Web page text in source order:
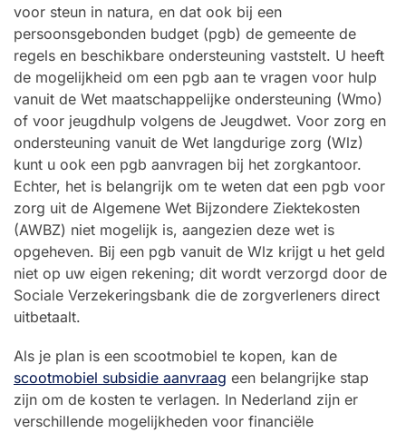
voor steun in natura, en dat ook bij een
persoonsgebonden budget (pgb) de gemeente de
regels en beschikbare ondersteuning vaststelt. U heeft
de mogelijkheid om een pgb aan te vragen voor hulp
vanuit de Wet maatschappelijke ondersteuning (Wmo)
of voor jeugdhulp volgens de Jeugdwet. Voor zorg en
ondersteuning vanuit de Wet langdurige zorg (Wlz)
kunt u ook een pgb aanvragen bij het zorgkantoor.
Echter, het is belangrijk om te weten dat een pgb voor
zorg uit de Algemene Wet Bijzondere Ziektekosten
(AWBZ) niet mogelijk is, aangezien deze wet is
opgeheven. Bij een pgb vanuit de Wlz krijgt u het geld
niet op uw eigen rekening; dit wordt verzorgd door de
Sociale Verzekeringsbank die de zorgverleners direct
uitbetaalt.
Als je plan is een scootmobiel te kopen, kan de
scootmobiel subsidie aanvraag een belangrijke stap
zijn om de kosten te verlagen. In Nederland zijn er
verschillende mogelijkheden voor financiële